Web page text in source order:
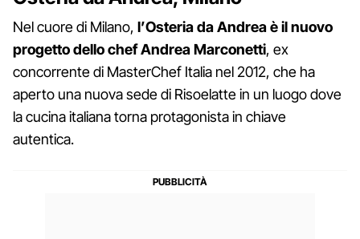
Nel cuore di Milano, l’Osteria da Andrea è il nuovo
progetto dello chef Andrea Marconetti, ex
concorrente di MasterChef Italia nel 2012, che ha
aperto una nuova sede di Risoelatte in un luogo dove
la cucina italiana torna protagonista in chiave
autentica.